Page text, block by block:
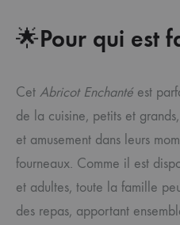
🌟Pour qui est
Cet Abricot Enchanté est
de la cuisine, petits et
et amusement dans leurs
fourneaux. Comme il est
et adultes, toute la famille
des repas, apportant